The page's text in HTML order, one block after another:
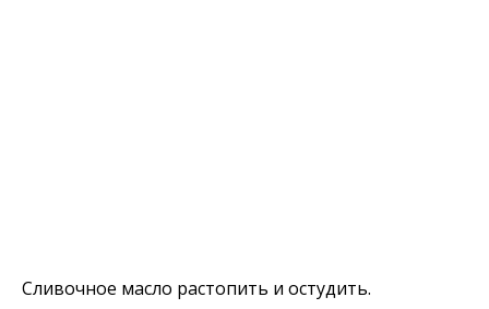
Сливочное масло растопить и остудить.